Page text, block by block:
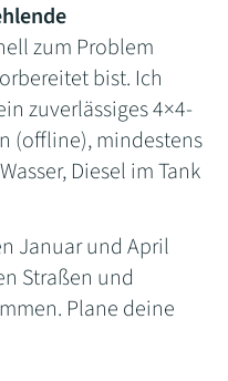
zum Problem
bist. Ich
zuverlässiges 4×4-
(offline), mindestens
Diesel im Tank
Januar und April
Straßen und
Plane deine